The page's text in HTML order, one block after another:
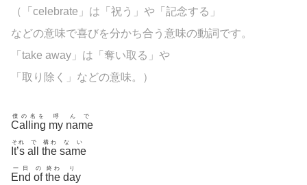
（「 celebrate」は「祝う」や「記念する」
などの意味で喜びを分かち合う意味の動詞です。
「take away」は「奪い取る」や
「取り除く」などの意味。）
Calling
僕の名を
my
呼
name
んで
It’s
それ
all
で
the
構わ
same
ない
End
一日
of
の
the
終わ
day
り